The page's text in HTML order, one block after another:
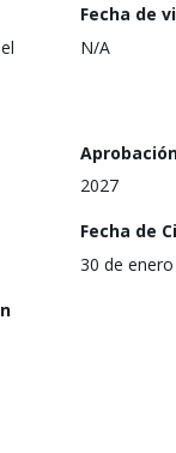
Fecha de
N/A
2027
Fecha de
30 de